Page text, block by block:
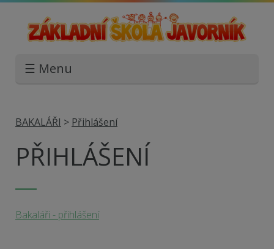
☰ Menu
BAKALÁŘI > Přihlášení
PŘIHLÁŠENÍ
Bakaláři - přihlášení